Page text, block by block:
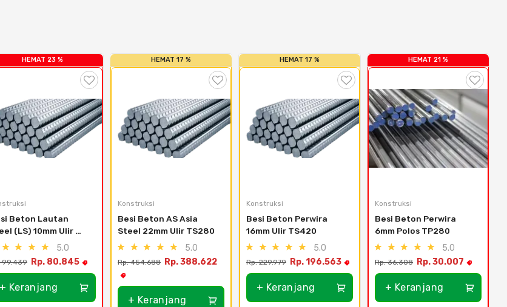
HEMAT 23 %
Beton Lautan
(LS) 10mm Ulir
5.0
99.439 Rp. 80.845
+ Keranjang
HEMAT 17 %
Konstruksi
Besi Beton AS Asia
Steel 22mm Ulir TS280
5.0
Rp. 454.688 Rp. 388.622
+ Keranjang
HEMAT 17 %
Konstruksi
Besi Beton Perwira
16mm Ulir TS420
5.0
Rp. 229.979 Rp. 196.563
+ Keranjang
HEMAT 21 %
Konstruksi
Besi Beton Perwira
6mm Polos TP280
5.0
Rp. 36.308 Rp. 30.007
+ Keranjang